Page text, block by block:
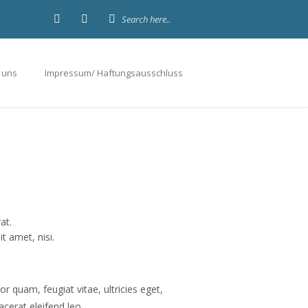
Impressum/ Haftungsausschluss
amet, nisi.
quam, feugiat vitae, ultricies eget,